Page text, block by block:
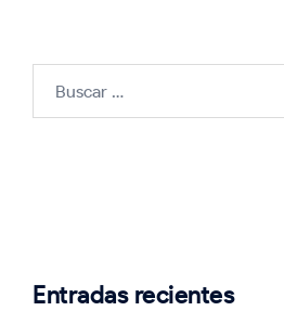
Entradas recientes